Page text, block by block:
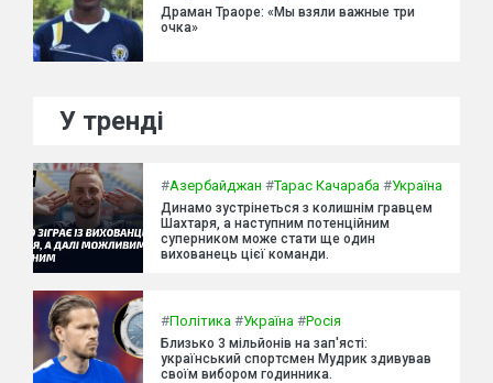
Драман Траоре: «Мы взяли важные три
очка»
У тренді
#Азербайджан #Тарас Качараба #Україна
Динамо зустрінеться з колишнім гравцем
Шахтаря, а наступним потенційним
суперником може стати ще один
вихованець цієї команди.
#Політика #Україна #Росія
Близько 3 мільйонів на зап'ясті:
український спортсмен Мудрик здивував
своїм вибором годинника.